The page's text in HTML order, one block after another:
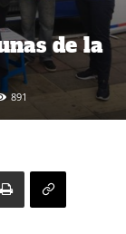
de la
891